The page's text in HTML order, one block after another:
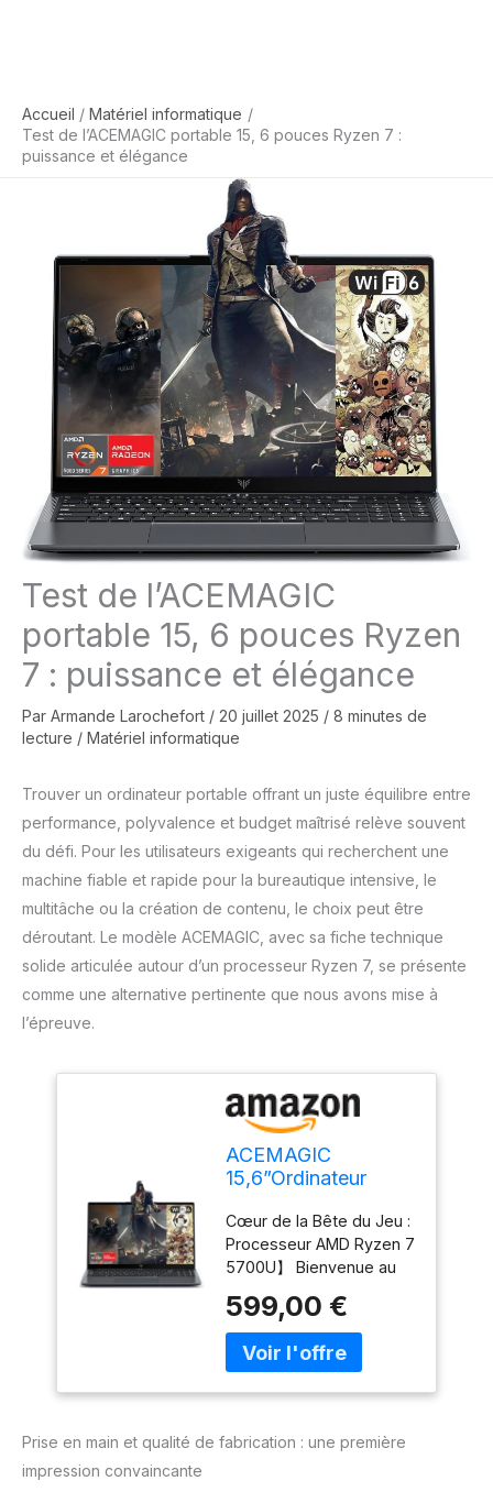
Accueil
Matériel informatique
Test de l’ACEMAGIC portable 15, 6 pouces Ryzen 7 :
puissance et élégance
Test de l’ACEMAGIC
portable 15, 6 pouces Ryzen
7 : puissance et élégance
Par Armande Larochefort / 20 juillet 2025 / 8 minutes de
lecture / Matériel informatique
Trouver un ordinateur portable offrant un juste équilibre entre
performance, polyvalence et budget maîtrisé relève souvent
du défi. Pour les utilisateurs exigeants qui recherchent une
machine fiable et rapide pour la bureautique intensive, le
multitâche ou la création de contenu, le choix peut être
déroutant. Le modèle ACEMAGIC, avec sa fiche technique
solide articulée autour d’un processeur Ryzen 7, se présente
comme une alternative pertinente que nous avons mise à
l’épreuve.
ACEMAGIC
15,6”Ordinateur
5700U(8
Core/16T,4,3 GHz)
Boîtier métallique 16
Go RAM DDR4*2
NVME 512Go SSD
Extension
2TB,Clavier
Gaming Laptop
Cœur de la Bête du Jeu :
Processeur AMD Ryzen 7
5700U】 Bienvenue au
L'ordinateur portable
ACEMAGIC est équipé du
processeur AMD Ryzen 7
octa-core, sa mémoire
599,00 €
Prise en main et qualité de fabrication : une première
impression convaincante